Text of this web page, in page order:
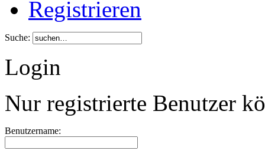
Registrieren
Suche:
Login
Nur registrierte Benutzer
Benutzername: